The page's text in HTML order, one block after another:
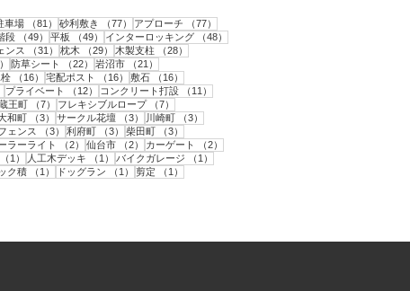
件の記事
車場 （81） 81件の記事
砂利敷き （77） 77件の記事
アプローチ （77）
件の記事
段 （49） 49件の記事
平板 （49） 49件の記事
インターロッキング （48）
ンス （31） 31件の記事
枕木 （29） 29件の記事
木製支柱 （28）
22件の記事
防草シート （22） 22件の記事
岩沼市 （21）
の記事
（16） 16件の記事
宅配ポスト （16） 16件の記事
敷石 （16）
12件の記事
プライベート （12） 12件の記事
コンクリート打設 （11）
件の記事
王町 （7） 7件の記事
フレキシブルロープ （7）
件の記事
和町 （3） 3件の記事
サークル花壇 （3） 3件の記事
川崎町 （3）
ェンス （3） 3件の記事
利府町 （3） 3件の記事
柴田町 （3）
の記事
ラーライト （2） 2件の記事
仙台市 （2） 2件の記事
カーゲート （2）
事
（1） 1件の記事
人工木デッキ （1） 1件の記事
バイクガレージ （1）
事
ク積 （1） 1件の記事
ドッグラン （1） 1件の記事
剪定 （1）